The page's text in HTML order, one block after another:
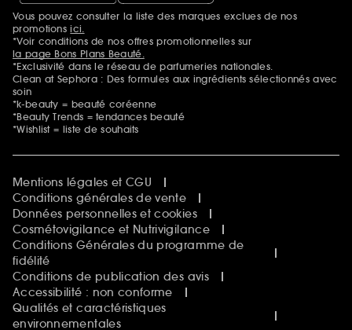
Mentions additionnelles
Vous pouvez consulter la liste des marques exclues de nos
promotionsici.
*Voir conditions de nos offres promotionnelles sur
la page Bons Plans Beauté.
*Exclusivité dans le réseau de parfumeries nationales.
Clean at Sephora : Des formules aux ingrédients sélectionnés avec
soin
*k-beauty = beauté coréenne
*Beauty Trends = tendances beauté
*Wishlist = liste de souhaits
Mentions légales et CGU
Conditions générales de vente
Données personnelles et cookies
Cosmétovigilance et Nutrivigilance
Conditions Générales du programme de
fidélité
Conditions de publication des avis
Accessibilité : non conforme
Qualités et caractéristiques
environnementales